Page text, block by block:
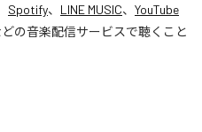
Spotify、 LINE MUSIC、 YouTube
どの音楽配信サービスで聴くこと